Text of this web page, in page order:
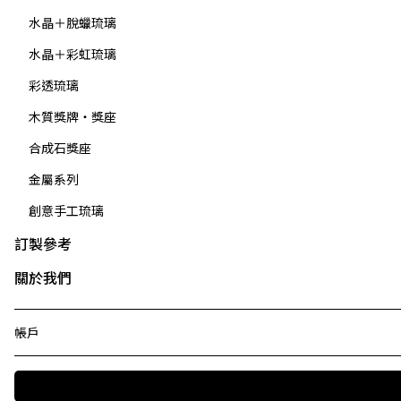
水晶＋脫蠟琉璃
水晶＋彩虹琉璃
彩透琉璃
木質獎牌・獎座
合成石獎座
金屬系列
創意手工琉璃
訂製參考
關於我們
帳戶